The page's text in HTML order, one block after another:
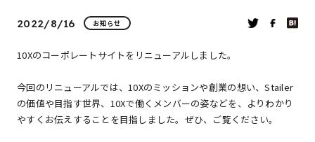
2022/8/16 お知らせ
10Xのコーポレートサイトをリニューアルしました。
今回のリニューアルでは、10Xのミッションや創業の想い、Stailer
の価値や目指す世界、10Xで働くメンバーの姿などを、よりわかり
やすくお伝えすることを目指しました。ぜひ、ご覧ください。